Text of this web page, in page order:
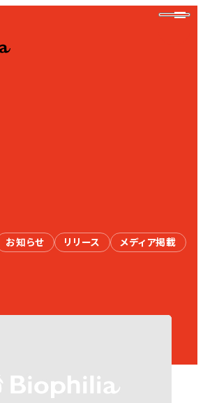
Biophilia
お知らせ リリース メディア掲載